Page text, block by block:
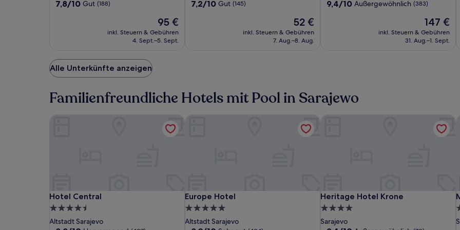
können
Unterkunft
7.8
7,8/10 Gut (188)
Der
Preis
beträgt
95 €
inkl. Steuern & Gebühren
4. Sept.–5. Sept.
Unterkunft
7.2
7,2/10 Gut (145)
Der
Preis
beträgt
52 €
inkl. Steuern & Gebühren
7. Aug.–8. Aug.
Unterkunft
9.4
Außergewöhnlich,
9,4/10 Außergewöhnlich (383)
Der
Preis
beträgt
147 €
inkl. Steuern & Gebühren
31. Aug.–1. Sept.
Alle Unterkünfte anzeigen
Familienfreundliche Hotels mit Pool in Sarajewo
Hotel
Central
Hotel
Central
Hotel
Central
Hotel Central
Hotel Central
4.5-
Sterne-
Altstadt Sarajevo
Europe
Hotel
Europe
Hotel
Europe Hotel
Europe Hotel
5.0-
Sterne-
Altstadt Sarajevo
Heritage
Hotel
Krone
Heritage Hotel Krone
Heritage Hotel Krone
4.0-
Sterne-
Sarajevo